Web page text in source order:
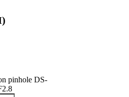
pinhole DS-